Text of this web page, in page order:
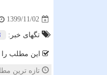
1399/11/02
تگهای خبر:
این مطلب
تازه ترین